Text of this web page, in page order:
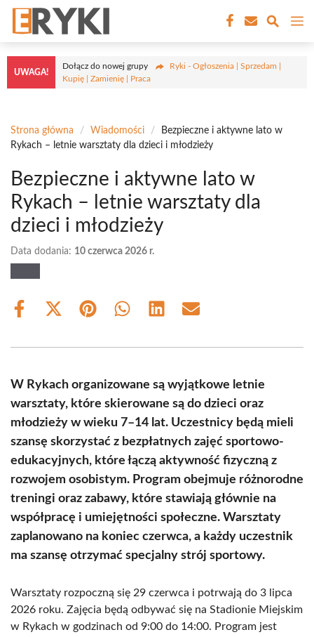
Przejdź
treści
UWAGA!
Dołącz do nowej grupy
Ryki - Ogłoszenia | Sprzedam |
Kupię | Zamienię | Praca
Strona główna / Wiadomości /
Bezpieczne i aktywne lato w
Rykach – letnie warsztaty dla dzieci i młodzieży
Bezpieczne i aktywne lato w
Rykach – letnie warsztaty dla
dzieci i młodzieży
Data dodania: 10 czerwca 2026 r.
Share
Share
(Twitter)
Share Share Share Share
W Rykach organizowane są wyjątkowe letnie
warsztaty, które skierowane są do dzieci oraz
młodzieży w wieku 7–14 lat. Uczestnicy będą mieli
szansę skorzystać z bezpłatnych zajęć sportowo-
edukacyjnych, które łączą aktywność fizyczną z
rozwojem osobistym. Program obejmuje różnorodne
treningi oraz zabawy, które stawiają głównie na
współpracę i umiejętności społeczne. Warsztaty
zaplanowano na koniec czerwca, a każdy uczestnik
ma szansę otrzymać specjalny strój sportowy.
Warsztaty rozpoczną się 29 czerwca i potrwają do 3 lipca
2026 roku. Zajęcia będą odbywać się na Stadionie Miejskim
w Rykach w godzinach od 9:00 do 14:00. Program jest